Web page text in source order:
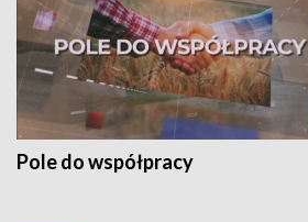
Pole do współpracy